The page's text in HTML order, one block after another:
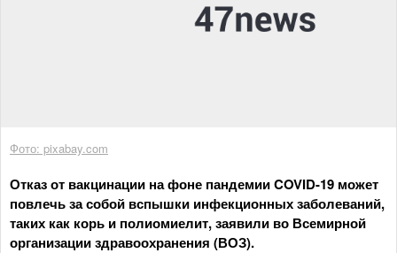
Фото: pixabay.com
Отказ от вакцинации на фоне пандемии COVID-19 может
повлечь за собой вспышки инфекционных заболеваний,
таких как корь и полиомиелит, заявили во Всемирной
организации здравоохранения (ВОЗ).